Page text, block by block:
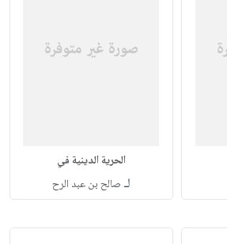
الحرية الدينية في
لـ صالح بن عبد الرح